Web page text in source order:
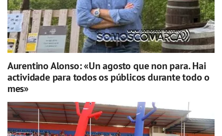
Aurentino Alonso: «Un agosto que non para. Hai
actividade para todos os públicos durante todo o
mes»